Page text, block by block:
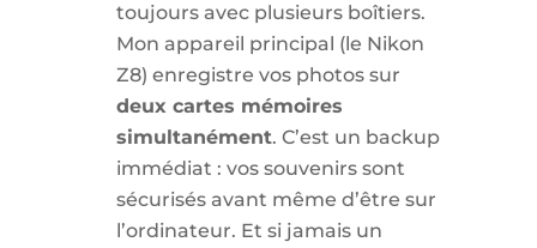
toujours avec plusieurs boîtiers.
Mon appareil principal (le Nikon
Z8) enregistre vos photos sur
deux cartes mémoires
simultanément. C’est un backup
immédiat : vos souvenirs sont
sécurisés avant même d’être sur
l’ordinateur. Et si jamais un